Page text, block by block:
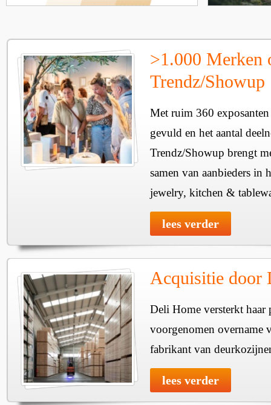
>1.000 Merken
Trendz/Showup
Met ruim 360
gevuld en het aantal
Trendz/Showup brengt
samen van aanbieders in
jewelry, kitchen &
lees verder
Acquisitie door
Deli Home versterkt haar
voorgenomen overname
fabrikant van
lees verder